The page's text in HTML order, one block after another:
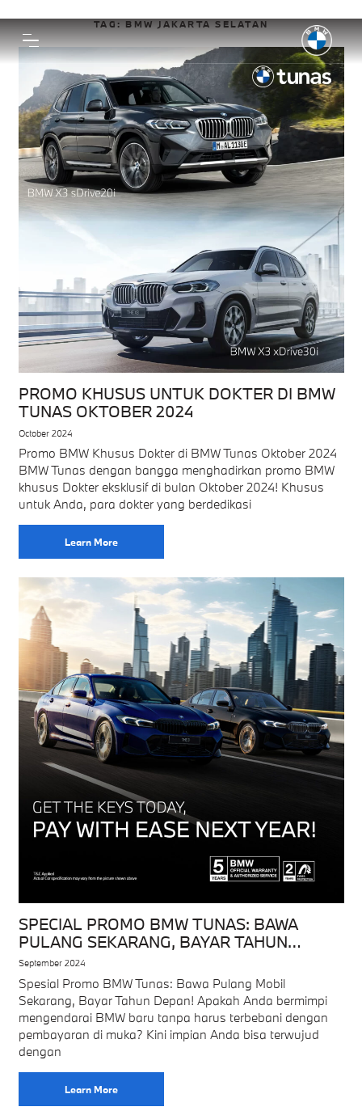
TAG:BMW JAKARTA SELATAN
PROMO KHUSUS UNTUK DOKTER DI BMW
TUNAS OKTOBER 2024
October 2024
Promo BMW Khusus Dokter di BMW Tunas Oktober 2024
BMW Tunas dengan bangga menghadirkan promo BMW
khusus Dokter eksklusif di bulan Oktober 2024! Khusus
untuk Anda, para dokter yang berdedikasi
Learn More
SPECIAL PROMO BMW TUNAS: BAWA
PULANG SEKARANG, BAYAR TAHUN
DEPAN!
September 2024
Spesial Promo BMW Tunas: Bawa Pulang Mobil
Sekarang, Bayar Tahun Depan! Apakah Anda bermimpi
mengendarai BMW baru tanpa harus terbebani dengan
pembayaran di muka? Kini impian Anda bisa terwujud
dengan
Learn More